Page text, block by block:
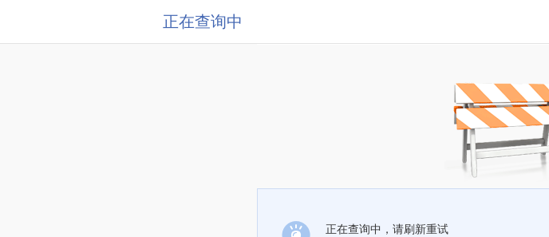
正在查询中
正在查询中，请刷新重试